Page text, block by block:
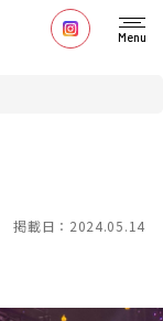
Menu
掲載日：2024.05.14